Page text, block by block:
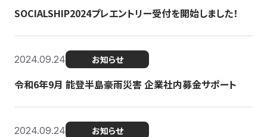
SOCIALSHIP2024プレエントリー受付を開始しました！
2024.09.24 お知らせ
令和6年9月 能登半島豪雨災害 企業社内募金サポート
2024.09.24 お知らせ